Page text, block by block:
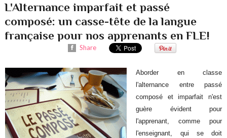
L'Alternance imparfait et passé
composé: un casse-tête de la langue
française pour nos apprenants en FLE!
Share
Aborder en classe
l'alternance entre passé
composé et imparfait n'est
guère évident pour
l'apprenant, comme pour
l'enseignant, qui se doit